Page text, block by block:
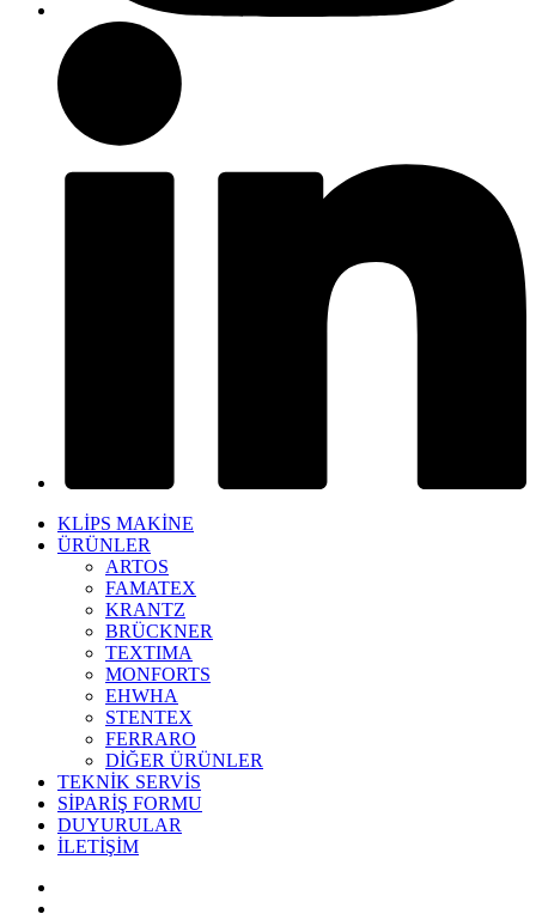
KLİPS MAKİNE
ÜRÜNLER
ARTOS
FAMATEX
KRANTZ
BRÜCKNER
TEXTIMA
MONFORTS
EHWHA
STENTEX
FERRARO
DİĞER ÜRÜNLER
TEKNİK SERVİS
SİPARİŞ FORMU
DUYURULAR
İLETİŞİM